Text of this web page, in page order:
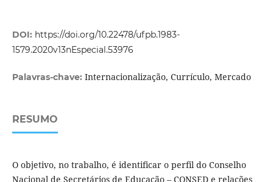
DOI: https://doi.org/10.22478/ufpb.1983-
1579.2020v13nEspecial.53976
Palavras-chave: Internacionalização, Currículo, Mercado
RESUMO
O objetivo, no trabalho, é identificar o perfil do Conselho
Nacional de Secretários de Educação – CONSED e relações